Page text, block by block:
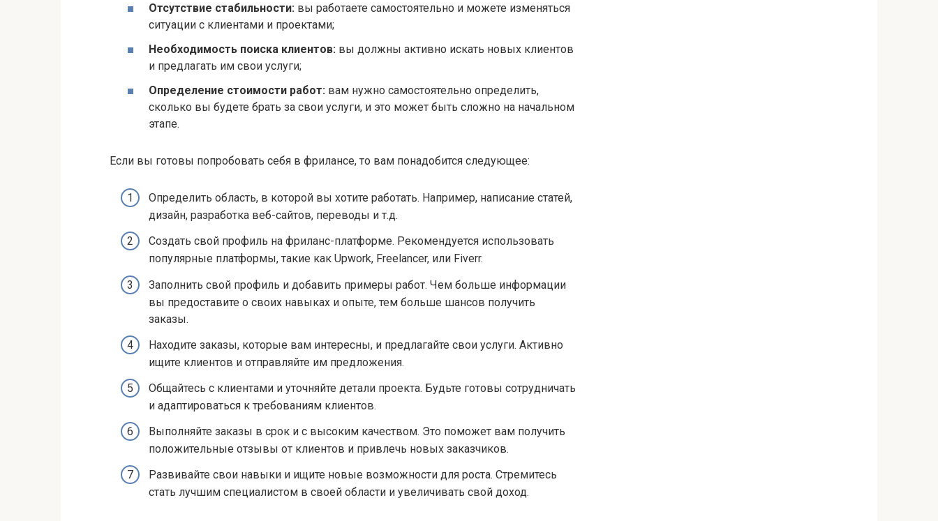
Отсутствие стабильности: вы работаете самостоятельно и можете изменяться
ситуации с клиентами и проектами;
Необходимость поиска клиентов: вы должны активно искать новых клиентов
и предлагать им свои услуги;
Определение стоимости работ: вам нужно самостоятельно определить,
сколько вы будете брать за свои услуги, и это может быть сложно на начальном
этапе.
Если вы готовы попробовать себя в фрилансе, то вам понадобится следующее:
Определить область, в которой вы хотите работать. Например, написание статей,
дизайн, разработка веб-сайтов, переводы и т.д.
Создать свой профиль на фриланс-платформе. Рекомендуется использовать
популярные платформы, такие как Upwork, Freelancer, или Fiverr.
Заполнить свой профиль и добавить примеры работ. Чем больше информации
вы предоставите о своих навыках и опыте, тем больше шансов получить
заказы.
Находите заказы, которые вам интересны, и предлагайте свои услуги. Активно
ищите клиентов и отправляйте им предложения.
Общайтесь с клиентами и уточняйте детали проекта. Будьте готовы сотрудничать
и адаптироваться к требованиям клиентов.
Выполняйте заказы в срок и с высоким качеством. Это поможет вам получить
положительные отзывы от клиентов и привлечь новых заказчиков.
Развивайте свои навыки и ищите новые возможности для роста. Стремитесь
стать лучшим специалистом в своей области и увеличивать свой доход.